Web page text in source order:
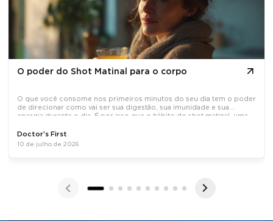
O poder do Shot Matinal para o corpo
O que você consome nos primeiros minutos do seu dia tem o poder
de direcionar como vai ser sua digestão, sua imunidade e sua
energia durante o dia. É por isso que o hábito do shot matinal, uma
Doctor's First
10 de julho de 2026